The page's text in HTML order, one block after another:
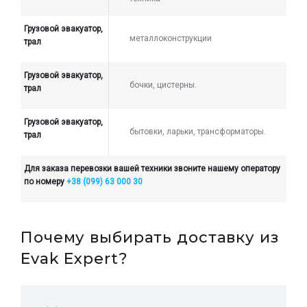
Грузовой эвакуатор,
трал
металлоконструкции
Грузовой эвакуатор,
трал
бочки, цистерны.
Грузовой эвакуатор,
трал
бытовки, ларьки, трансформаторы.
Для заказа перевозки вашей техники звоните нашему оператору
по номеру +38 (099) 63 000 30
Почему выбирать доставку из
Evak Expert?